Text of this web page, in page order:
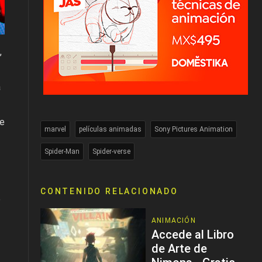
marvel películas animadas Sony Pictures Animation
Spider-Man Spider-verse
CONTENIDO RELACIONADO
ANIMACIÓN
Accede al Libro
de Arte de